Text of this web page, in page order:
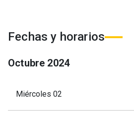
Fechas y horarios
Octubre 2024
Miércoles 02